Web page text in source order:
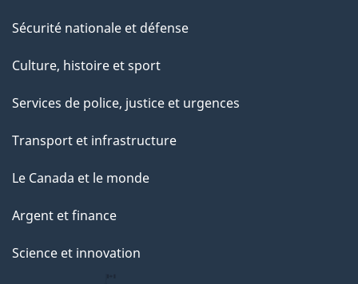
Sécurité nationale et défense
Culture, histoire et sport
Services de police, justice et urgences
Transport et infrastructure
Le Canada et le monde
Argent et finance
Science et innovation